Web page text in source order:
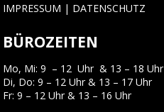
IMPRESSUM | DATENSCHUTZ
BÜROZEITEN
Mo, Mi: 9 – 12 Uhr & 13 – 18 Uhr
Di, Do: 9 – 12 Uhr & 13 – 17 Uhr
Fr: 9 – 12 Uhr & 13 – 16 Uhr